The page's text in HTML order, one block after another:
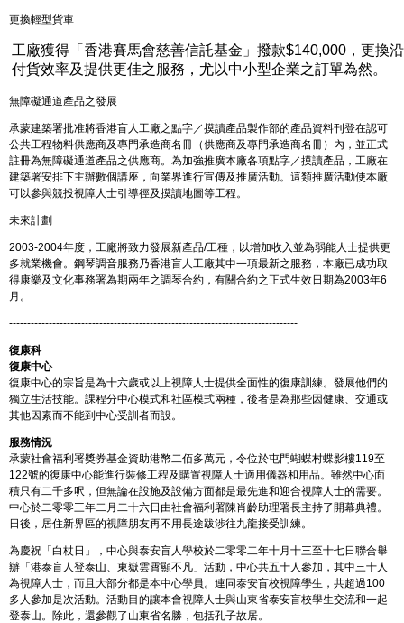
更換輕型貨車
工廠獲得「香港賽馬會慈善信託基金」撥款$140,000，更換
付貨效率及提供更佳之服務，尤以中小型企業之訂單為然。
無障礙通道產品之發展
承蒙建築署批准將香港盲人工廠之點字／摸讀產品製作部的產品資料刊登在認可
公共工程物料供應商及專門承造商名冊（供應商及專門承造商名冊）內，並正式
註冊為無障礙通道產品之供應商。為加強推廣本廠各項點字／摸讀產品，工廠在
建築署安排下主辦數個講座，向業界進行宣傳及推廣活動。這類推廣活動使本廠
可以參與競投視障人士引導徑及摸讀地圖等工程。
未來計劃
2003-2004年度，工廠將致力發展新產品/工種，以增加收入並為弱能人士提供更
多就業機會。鋼琴調音服務乃香港盲人工廠其中一項最新之服務，本廠已成功取
得康樂及文化事務署為期兩年之調琴合約，有關合約之正式生效日期為2003年6
月。
--------------------------------------------------------------------------------
復康科
復康中心
復康中心的宗旨是為十六歲或以上視障人士提供全面性的復康訓練。發展他們的
獨立生活技能。課程分中心模式和社區模式兩種，後者是為那些因健康、交通或
其他因素而不能到中心受訓者而設。
服務情況
承蒙社會福利署獎券基金資助港幣二佰多萬元，令位於屯門蝴蝶村蝶影樓119至
122號的復康中心能進行裝修工程及購置視障人士適用儀器和用品。雖然中心面
積只有二千多呎，但無論在設施及設備方面都是最先進和迎合視障人士的需要。
中心於二零零三年二月二十六日由社會福利署陳肖齡助理署長主持了開幕典禮。
日後，居住新界區的視障朋友再不用長途跋涉往九龍接受訓練。
為慶祝「白杖日」，中心與泰安盲人學校於二零零二年十月十三至十七日聯合舉
辦「港泰盲人登泰山、東嶽雲霄顯不凡」活動，中心共五十人參加，其中三十人
為視障人士，而且大部分都是本中心學員。連同泰安盲校視障學生，共超過100
多人參加是次活動。活動目的讓本會視障人士與山東省泰安盲校學生交流和一起
登泰山。除此，還參觀了山東省名勝，包括孔子故居。